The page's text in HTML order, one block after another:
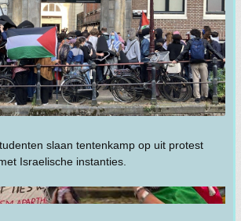
slaan tentenkamp op uit protest
Israelische instanties.